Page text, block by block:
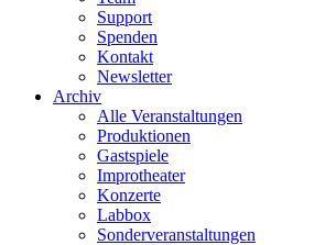
Support
Spenden
Kontakt
Newsletter
Archiv
Alle Veranstaltungen
Produktionen
Gastspiele
Improtheater
Konzerte
Labbox
Sonderveranstaltungen